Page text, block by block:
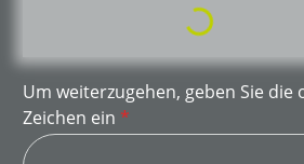
Loading...
Um weiterzugehen, geben Sie die
Zeichen ein *